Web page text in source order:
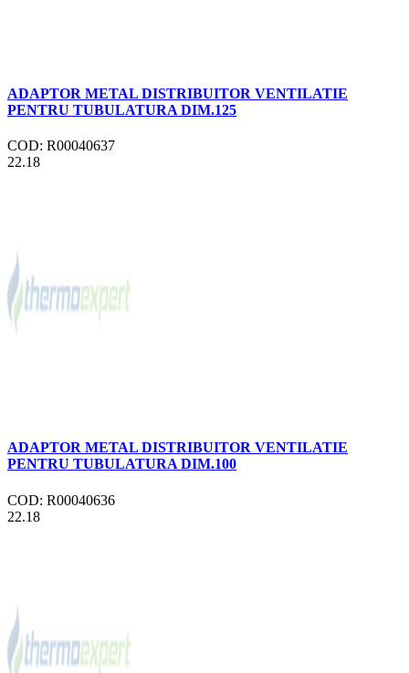
ADAPTOR METAL DISTRIBUITOR VENTILATIE
PENTRU TUBULATURA DIM.125
COD: R00040637
22.18
ADAPTOR METAL DISTRIBUITOR VENTILATIE
PENTRU TUBULATURA DIM.100
COD: R00040636
22.18